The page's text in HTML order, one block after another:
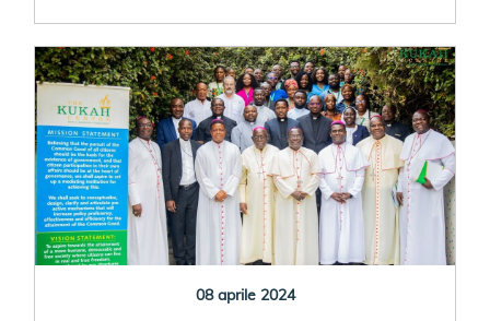
08 aprile 2024